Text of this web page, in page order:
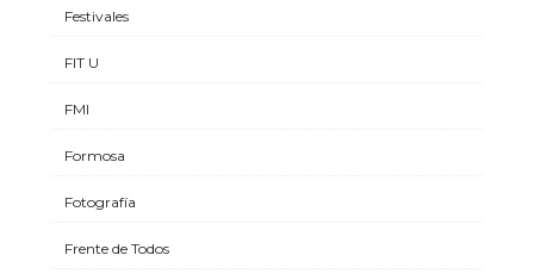
Festivales
FIT U
FMI
Formosa
Fotografía
Frente de Todos